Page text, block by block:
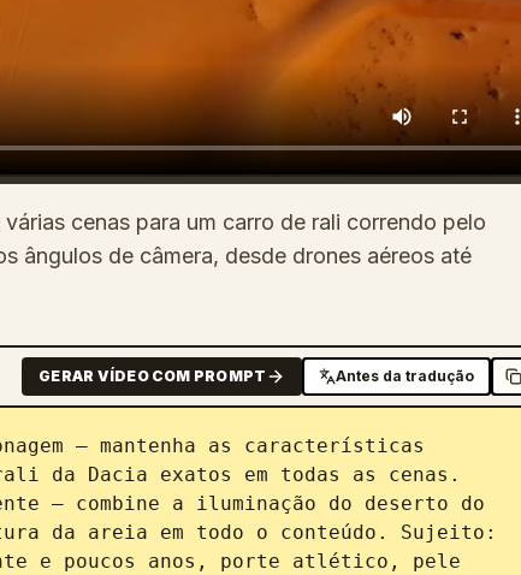
cenas para um carro de rali correndo pelo
ângulos de câmera, desde drones aéreos até
GERAR VÍDEO COM PROMPT Antes da tradução
— mantenha as características
da Dacia exatos em todas as cenas.
— combine a iluminação do deserto do
da areia em todo o conteúdo. Sujeito:
e poucos anos, porte atlético, pele